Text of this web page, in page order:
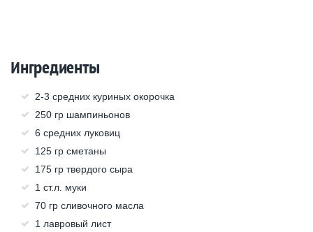
Ингредиенты
2-3 средних куриных окорочка
250 гр шампиньонов
6 средних луковиц
125 гр сметаны
175 гр твердого сыра
1 ст.л. муки
70 гр сливочного масла
1 лавровый лист